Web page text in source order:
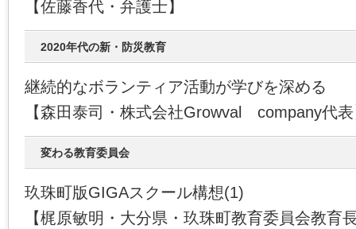
【佐藤香代・弁護士】
2020年代の新・防災教育
継続的なボランティア活動が学びを深める
【森田泰司・株式会社Growval company代
変わる教育委員会
玖珠町版GIGAスクール構想(1)
【梶原敏明・大分県・玖珠町教育委員会教育